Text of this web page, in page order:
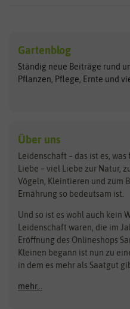
Exotische Samen
Gemüsesamen
Gründünger
Kräutersamen
Obstsamen
Pilzbrut
Rasensamen
Steckzwiebeln
Zimmer & Kübelpflanzen
Kataloge
Schnäppchen
Anzucht &
Anzuchtschalen
Arche Noah
ASB Greenworld
Benary
Bingenheimer Saatgut
Bionana
BIOWOL
Blumicorn
Bûten Birds
Gartenblog
Ständig neue Beiträge rund
Pflanzen, Pflege, Ernte und
Über uns
Leidenschaft – das ist es,
Liebe – viel Liebe zur Natur,
Vögeln, Kleintieren und zum
Ernährung so bedeutsam ist.
Und so ist es wohl auch kein
Leidenschaft waren, die im
Eröffnung des Onlineshops
Kleinen begann ist nun zu
in dem es mehr als Saatgut
mehr...